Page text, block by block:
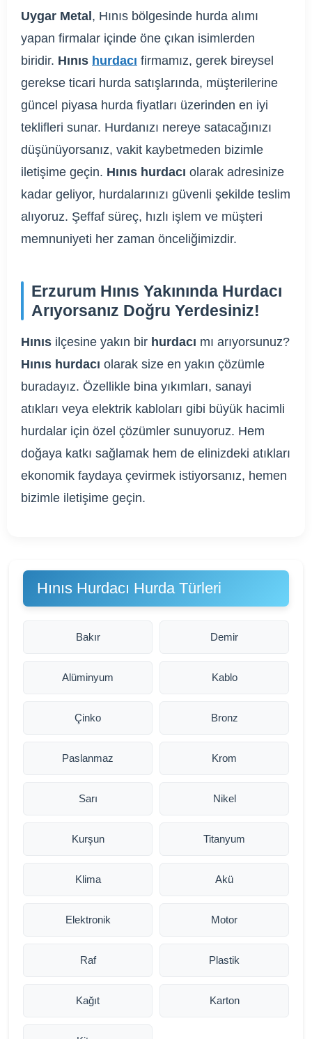
Uygar Metal, Hınıs bölgesinde hurda alımı
yapan firmalar içinde öne çıkan isimlerden
biridir. Hınıs hurdacı firmamız, gerek bireysel
gerekse ticari hurda satışlarında, müşterilerine
güncel piyasa hurda fiyatları üzerinden en iyi
teklifleri sunar. Hurdanızı nereye satacağınızı
düşünüyorsanız, vakit kaybetmeden bizimle
iletişime geçin. Hınıs hurdacı olarak adresinize
kadar geliyor, hurdalarınızı güvenli şekilde teslim
alıyoruz. Şeffaf süreç, hızlı işlem ve müşteri
memnuniyeti her zaman önceliğimizdir.
Erzurum Hınıs Yakınında Hurdacı
Arıyorsanız Doğru Yerdesiniz!
Hınıs ilçesine yakın bir hurdacı mı arıyorsunuz?
Hınıs hurdacı olarak size en yakın çözümle
buradayız. Özellikle bina yıkımları, sanayi
atıkları veya elektrik kabloları gibi büyük hacimli
hurdalar için özel çözümler sunuyoruz. Hem
doğaya katkı sağlamak hem de elinizdeki atıkları
ekonomik faydaya çevirmek istiyorsanız, hemen
bizimle iletişime geçin.
Hınıs Hurdacı Hurda Türleri
Bakır Demir
Alüminyum Kablo
Çinko Bronz
Paslanmaz Krom
Sarı Nikel
Kurşun Titanyum
Klima Akü
Elektronik Motor
Raf Plastik
Kağıt Karton